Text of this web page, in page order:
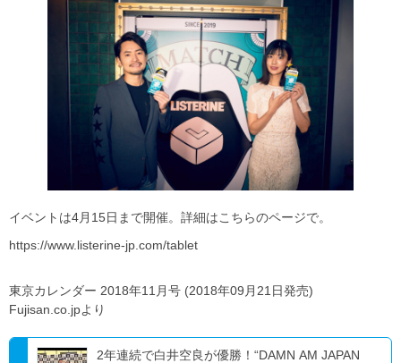
イベントは4月15日まで開催。詳細はこちらのページで。
https://www.listerine-jp.com/tablet
東京カレンダー 2018年11月号 (2018年09月21日発売)
Fujisan.co.jpより
2年連続で白井空良が優勝！“DAMN AM JAPAN